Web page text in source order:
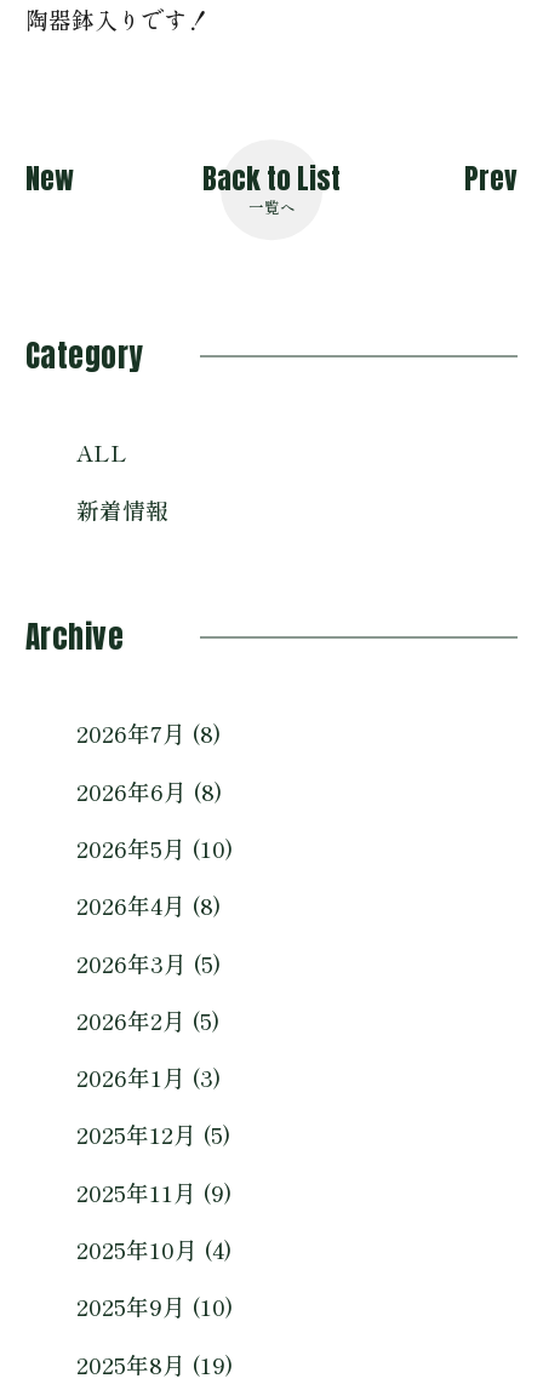
陶器鉢入りです！
New Back to List
一覧へ
Prev
Category
ALL
新着情報
Archive
2026年7月 (8)
2026年6月 (8)
2026年5月 (10)
2026年4月 (8)
2026年3月 (5)
2026年2月 (5)
2026年1月 (3)
2025年12月 (5)
2025年11月 (9)
2025年10月 (4)
2025年9月 (10)
2025年8月 (19)